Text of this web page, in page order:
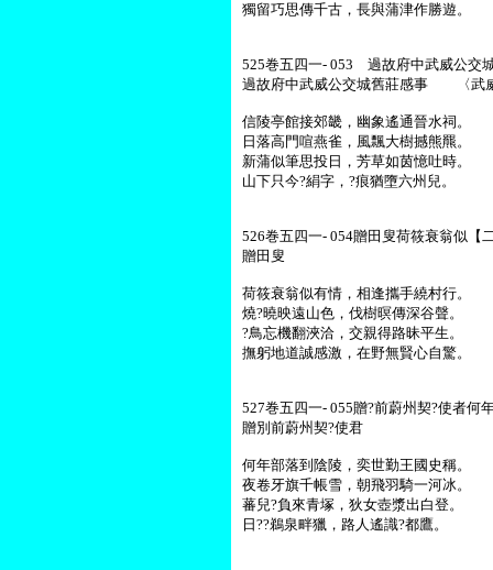
獨留巧思傳千古，長與蒲津作勝遊。
525巻五四一- 053 過故府中武威公交
過故府中武威公交城舊莊感事 〈武
信陵亭館接郊畿，幽象遙通晉水祠。
日落高門喧燕雀，風飄大樹撼熊羆。
新蒲似筆思投日，芳草如茵憶吐時。
山下只今?絹字，?痕猶墮六州兒。
526巻五四一- 054贈田叟荷筱衰翁似
贈田叟
荷筱衰翁似有情，相逢攜手繞村行。
燒?曉映遠山色，伐樹暝傳深谷聲。
?鳥忘機翻浹洽，交親得路昧平生。
撫躬地道誠感激，在野無賢心自驚。
527巻五四一- 055贈?前蔚州契?使者
贈別前蔚州契?使君
何年部落到陰陵，奕世勤王國史稱。
夜卷牙旗千帳雪，朝飛羽騎一河冰。
蕃兒?負來青塚，狄女壺漿出白登。
日??鵜泉畔獵，路人遙識?都鷹。